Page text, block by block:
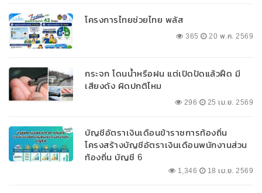
โครงการไทยช่วยไทย พลัส
365 20 พ.ค. 2569
กระจก โดนน้ำหรือฝน แต่เปิดปัดแล้วฝืด มี
เสียงดัง ผิดปกติไหม
296 25 เม.ย. 2569
บัญชีอัตราเงินเดือนข้าราชการท้องถิ่น
โครงสร้างบัญชีอัตราเงินเดือนพนักงานส่วน
ท้องถิ่น บัญชี 6
1,346 18 เม.ย. 2569